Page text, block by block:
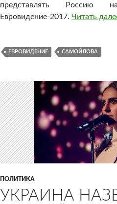
представлять Россию
Евровидение-2017. Читать
ЕВРОВИДЕНИЕ САМОЙЛОВА
ПОЛИТИКА
УКРАИНА